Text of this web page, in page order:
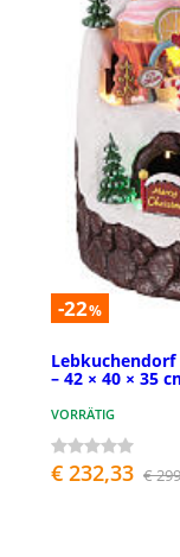
-22%
– 42 × 40 × 35
VORRÄTIG
€ 232,33 €